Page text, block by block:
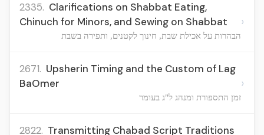
2335. Clarifications on Shabbat Eating,
Chinuch for Minors, and Sewing on Shabbat
הבהרות על אכילת שבת, חינוך לקטנים, ותפירה בשבת
›
2671. Upsherin Timing and the Custom of Lag
BaOmer
זמן התספורת ומנהג ל"ג בעומר
›
2822. Transmitting Chabad Script Traditions